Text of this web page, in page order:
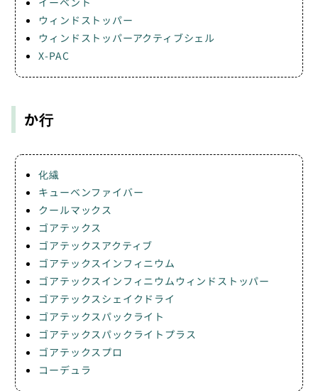
ウィンドストッパー
ウィンドストッパーアクティブシェル
X-PAC
か行
化繊
キューベンファイバー
クールマックス
ゴアテックス
ゴアテックスアクティブ
ゴアテックスインフィニウム
ゴアテックスインフィニウムウィンドストッパー
ゴアテックスシェイクドライ
ゴアテックスパックライト
ゴアテックスパックライトプラス
ゴアテックスプロ
コーデュラ